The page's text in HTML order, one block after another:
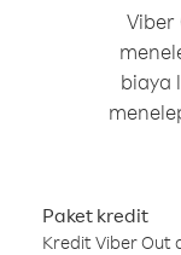
Viber
biaya
Paket kredit
Kredit Viber Out